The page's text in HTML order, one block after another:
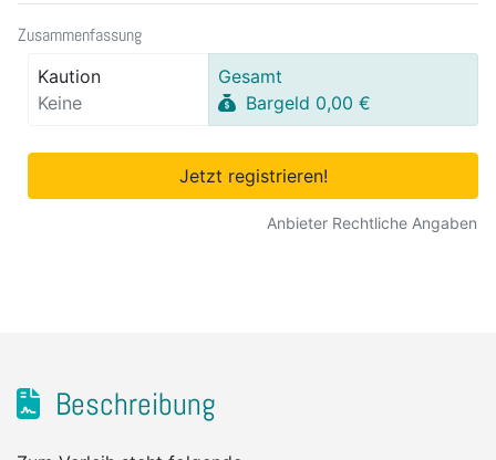
Zusammenfassung
Kaution
Keine
Gesamt
Bargeld 0,00 €
Jetzt registrieren!
Anbieter Rechtliche Angaben
Beschreibung